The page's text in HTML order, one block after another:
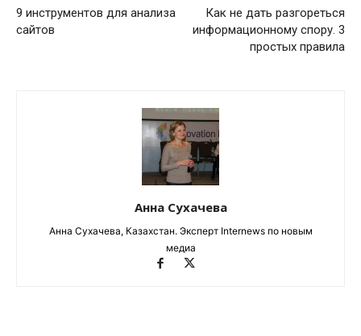
9 инструментов для анализа
сайтов
Как не дать разгореться
информационному спору. 3
простых правила
Анна Сухачева
Анна Сухачева, Казахстан. Эксперт Internews по новым
медиа